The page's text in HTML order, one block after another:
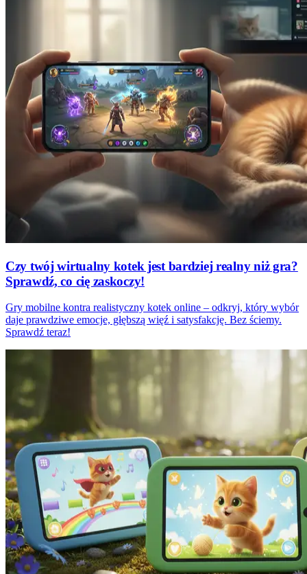
Czy twój wirtualny kotek jest bardziej realny niż gra?
Sprawdź, co cię zaskoczy!
Gry mobilne kontra realistyczny kotek online – odkryj, który wybór
daje prawdziwe emocje, głębszą więź i satysfakcję. Bez ściemy.
Sprawdź teraz!